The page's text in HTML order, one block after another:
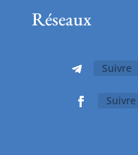
Réseaux
Suivre
Suivre